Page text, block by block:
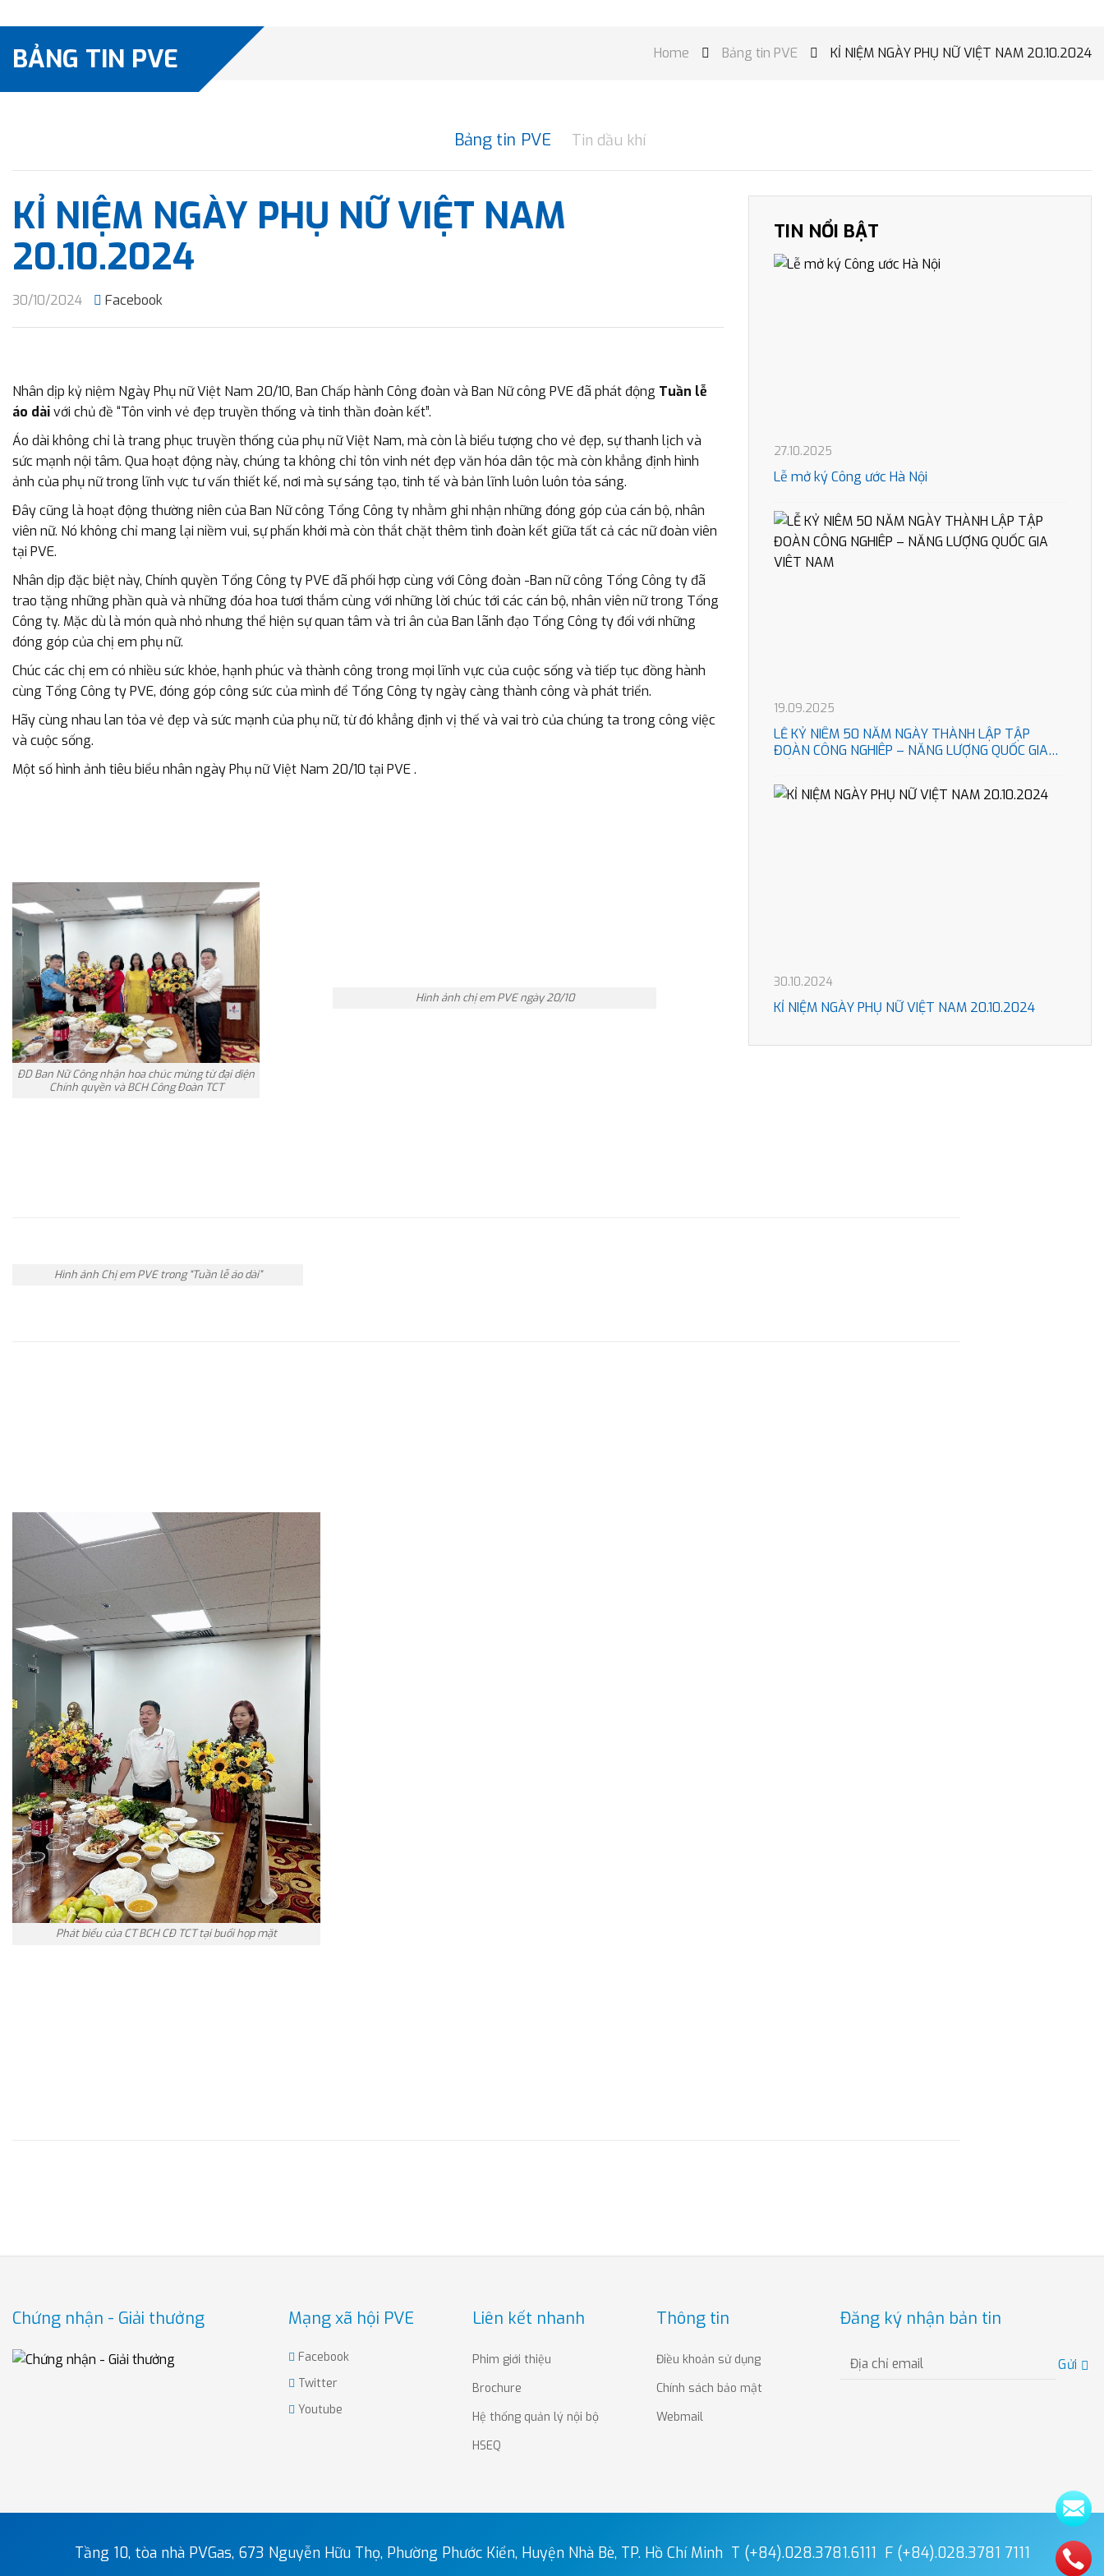
BẢNG TIN PVE Home  Bảng tin PVE  KỈ NIỆM NGÀY PHỤ NỮ VIỆT NAM 20.10.2024
Bảng tin PVE Tin dầu khí
KỈ NIỆM NGÀY PHỤ NỮ VIỆT NAM
20.10.2024
30/10/2024 Facebook
Nhân dịp kỷ niệm Ngày Phụ nữ Việt Nam 20/10, Ban Chấp hành Công đoàn và Ban Nữ công PVE đã phát động Tuần lễ
áo dàivới chủ đề “Tôn vinh vẻ đẹp truyền thống và tinh thần đoàn kết”.
Áo dài không chỉ là trang phục truyền thống của phụ nữ Việt Nam, mà còn là biểu tượng cho vẻ đẹp, sự thanh lịch và
sức mạnh nội tâm. Qua hoạt động này, chúng ta không chỉ tôn vinh nét đẹp văn hóa dân tộc mà còn khẳng định hình
ảnh của phụ nữ trong lĩnh vực tư vấn thiết kế, nơi mà sự sáng tạo, tinh tế và bản lĩnh luôn luôn tỏa sáng.
Đây cũng là hoạt động thường niên của Ban Nữ công Tổng Công ty nhằm ghi nhận những đóng góp của cán bộ, nhân
viên nữ. Nó không chỉ mang lại niềm vui, sự phấn khởi mà còn thắt chặt thêm tình đoàn kết giữa tất cả các nữ đoàn viên
tại PVE.
Nhân dịp đặc biệt này, Chính quyền Tổng Công ty PVE đã phối hợp cùng với Công đoàn -Ban nữ công Tổng Công ty đã
trao tặng những phần quà và những đóa hoa tươi thắm cùng với những lời chúc tới các cán bộ, nhân viên nữ trong Tổng
Công ty. Mặc dù là món quà nhỏ nhưng thể hiện sự quan tâm và tri ân của Ban lãnh đạo Tổng Công ty đối với những
đóng góp của chị em phụ nữ.
Chúc các chị em có nhiều sức khỏe, hạnh phúc và thành công trong mọi lĩnh vực của cuộc sống và tiếp tục đồng hành
cùng Tổng Công ty PVE, đóng góp công sức của mình để Tổng Công ty ngày càng thành công và phát triển.
Hãy cùng nhau lan tỏa vẻ đẹp và sức mạnh của phụ nữ, từ đó khẳng định vị thế và vai trò của chúng ta trong công việc
và cuộc sống.
Một số hình ảnh tiêu biểu nhân ngày Phụ nữ Việt Nam 20/10 tại PVE .
ĐD Ban Nữ Công nhận hoa chúc mừng từ đại diện
Chính quyền và BCH Công Đoàn TCT
Hình ảnh chị em PVE ngày 20/10
Hình ảnh Chị em PVE trong “Tuần lễ áo dài”
Phát biểu của CT BCH CĐ TCT tại buổi họp mặt
TIN NỔI BẬT
27.10.2025
Lễ mở ký Công ước Hà Nội
19.09.2025
LỄ KỶ NIÊM 50 NĂM NGÀY THÀNH LẬP TẬP
ĐOÀN CÔNG NGHIÊP – NĂNG LƯỢNG QUỐC GIA
30.10.2024
KỈ NIỆM NGÀY PHỤ NỮ VIỆT NAM 20.10.2024
Chứng nhận - Giải thưởng Mạng xã hội PVE
Facebook
Twitter
Youtube
Liên kết nhanh
Phim giới thiệu
Brochure
Hệ thống quản lý nội bộ
HSEQ
Thông tin
Điều khoản sử dụng
Chính sách bảo mật
Webmail
Đăng ký nhận bản tin
Gửi
Tầng 10, tòa nhà PVGas, 673 Nguyễn Hữu Thọ, Phường Phước Kiển, Huyện Nhà Bè, TP. Hồ Chí Minh T (+84).028.3781.6111 F (+84).028.3781 7111